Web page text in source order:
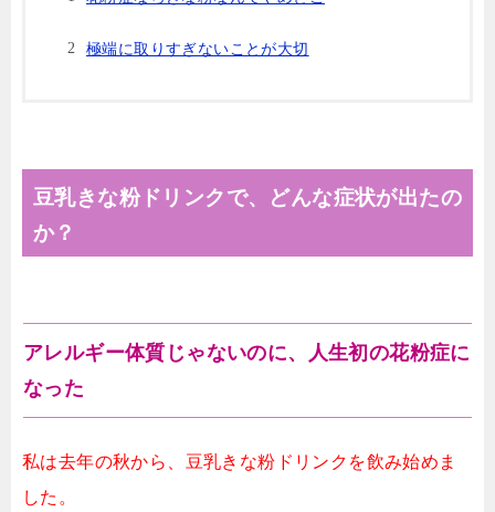
極端に取りすぎないことが大切
豆乳きな粉ドリンクで、どんな症状が出たの
か？
アレルギー体質じゃないのに、人生初の花粉症に
なった
私は去年の秋から、豆乳きな粉ドリンクを飲み始めま
した。